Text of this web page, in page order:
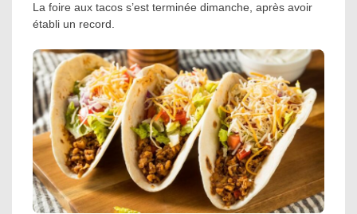
La foire aux tacos s’est terminée dimanche, après avoir
établi un record.